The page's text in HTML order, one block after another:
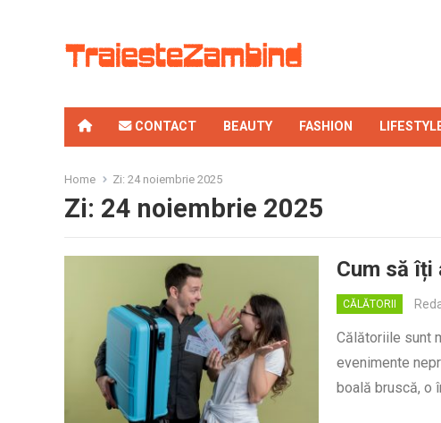
CONTACT BEAUTY FASHION
Home Zi: 24 noiembrie 2025
Zi: 24 noiembrie 2025
Cum să
CĂLĂTORII
Călătoriile sunt
evenimente
boală bruscă, o